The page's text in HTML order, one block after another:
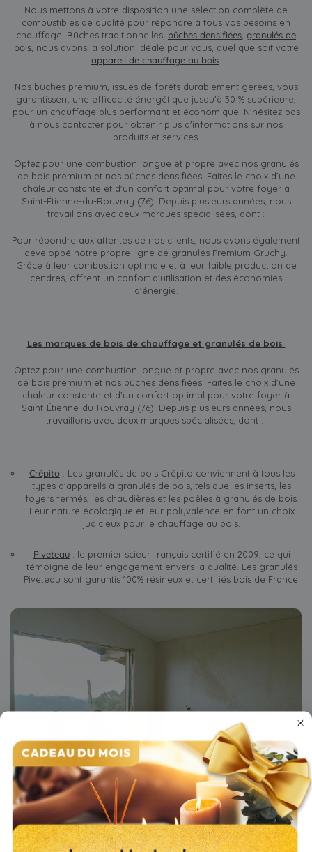
Nous mettons à votre disposition une sélection complète de
combustibles de qualité pour répondre à tous vos besoins en
chauffage. Bûches traditionnelles, bûches densifiées granulés de
bois, nous avons la solution idéale pour vous, quel que soit votre
appareil de chauffage au bois
Nos bûches premium, issues de forêts durablement gérées, vous
garantissent une efficacité énergétique jusqu'à 30 % supérieure,
pour un chauffage plus performant et économique. N'hésitez pas
à nous contacter pour obtenir plus d'informations sur nos
produits et services.
Optez pour une combustion longue et propre avec nos granulés
de bois premium et nos bûches densifiées. Faites le choix d’une
chaleur constante et d'un confort optimal pour votre foyer à
Saint-Étienne-du-Rouvray (76). Depuis plusieurs années, nous
travaillons avec deux marques spécialisées, dont :
Pour répondre aux attentes de nos clients, nous avons également
développé notre propre ligne de granulés Premium Gruchy.
Grâce à leur combustion optimale et à leur faible production de
cendres, offrent un confort d'utilisation et des économies
d'énergie.
Les marques de bois de chauffage et granulés de bois
Optez pour une combustion longue et propre avec nos granulés
de bois premium et nos bûches densifiées. Faites le choix d’une
chaleur constante et d'un confort optimal pour votre foyer à
Saint-Étienne-du-Rouvray (76). Depuis plusieurs années, nous
travaillons avec deux marques spécialisées, dont :
Crépito: Les granulés de bois Crépito conviennent à tous les
types d'appareils à granulés de bois, tels que les inserts, les
foyers fermés, les chaudières et les poêles à granulés de bois.
Leur nature écologique et leur polyvalence en font un choix
judicieux pour le chauffage au bois.
Piveteau: le premier scieur français certifié en 2009, ce qui
témoigne de leur engagement envers la qualité. Les granulés
Piveteau sont garantis 100% résineux et certifiés bois de France.
Pour vos travaux de rénovation énergétique, il existe desaides
locales ou nationalescomme les aides de l’Anahou la Prime